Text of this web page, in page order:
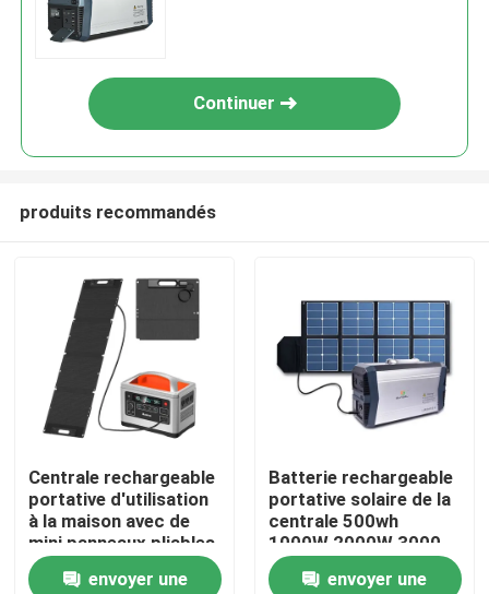
Aperçu
Produits
Continuer
produits recommandés
Centrale rechargeable
portative d'utilisation
à la maison avec de
mini panneaux pliables
d'énergie solaire
envoyer une
Batterie rechargeable
portative solaire de la
centrale 500wh
1000W 2000W 3000
W
envoyer une